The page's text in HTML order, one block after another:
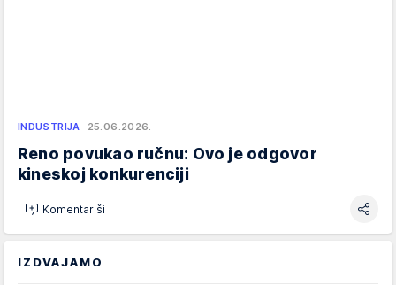
INDUSTRIJA 25.06.2026.
Reno povukao ručnu: Ovo je odgovor
kineskoj konkurenciji
Komentariši
IZDVAJAMO